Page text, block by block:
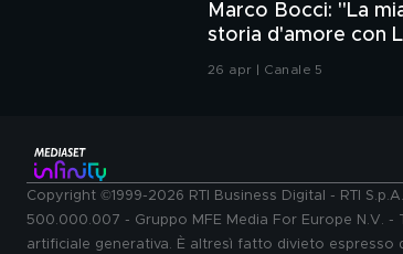
Marco Bocci: "La
storia d'amore con
Chiatti"
26 apr | Canale 5
Copyright ©1999-2026 RTI Business Digital - RTI
500.000.007 - Gruppo MFE Media For Europe N.V.
artificiale generativa. È altresì fatto divieto espresso